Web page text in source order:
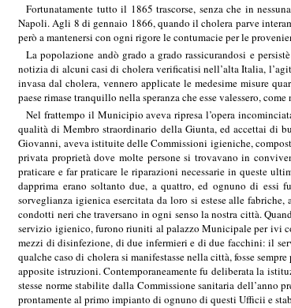
Fortunatamente tutto il 1865 trascorse, senza che in
Napoli. Agli 8 di gennaio 1866, quando il cholera parve
però a mantenersi con ogni rigore le contumacie per le
La popolazione andò grado a grado rassicurandosi e
notizia di alcuni casi di cholera verificatisi nell’alta Italia,
invasa dal cholera, vennero applicate le medesime misure
paese rimase tranquillo nella speranza che esse valessero,
Nel frattempo il Municipio aveva ripresa l’opera
qualità di Membro straordinario della Giunta, ed accettai di
Giovanni, aveva istituite delle Commissioni igieniche,
privata proprietà dove molte persone si trovavano in
praticare e far praticare le riparazioni necessarie in queste
dapprima erano soltanto due, a quattro, ed ognuno di
sorveglianza igienica esercitata da loro si estese alle
condotti neri che traversano in ogni senso la nostra città.
servizio igienico, furono riuniti al palazzo Municipale per ivi
mezzi di disinfezione, di due infermieri e di due facchini: il
qualche caso di cholera si manifestasse nella città, fosse
apposite istruzioni. Contemporaneamente fu deliberata la
stesse norme stabilite dalla Commissione sanitaria dell’anno
prontamente al primo impianto di ognuno di questi Ufficii e